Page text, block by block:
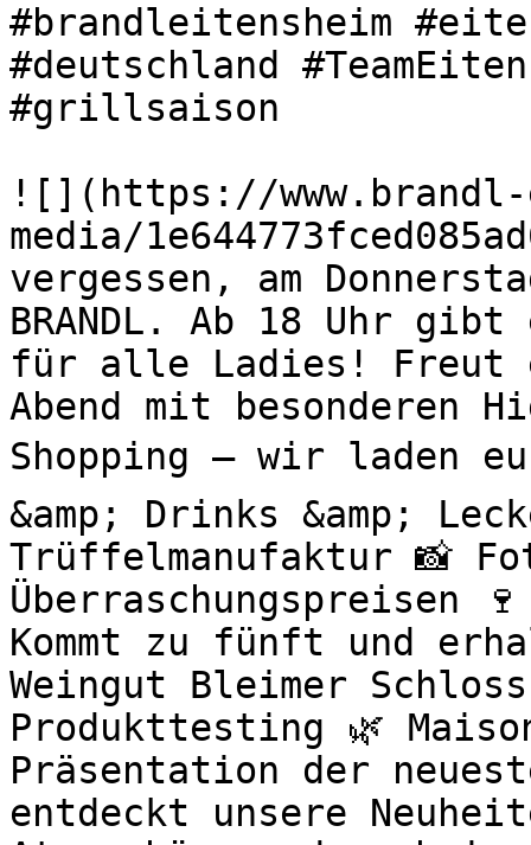
#brandleitensheim
#deutschland
#grillsaison
![](https://
media/
vergessen, am
BRANDL. Ab 18 Uhr
für alle Ladies! Freut
Abend mit besonderen
Shopping – wir laden
&amp; Drinks &amp;
Trüffelmanufaktur 📸
Überraschungspreisen
Kommt zu fünft und
Weingut Bleimer
Produkttesting 🌿
Präsentation der
entdeckt unsere